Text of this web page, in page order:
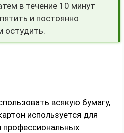
в течение 10 минут
и постоянно
остудить.
всякую бумагу,
используется для
профессиональных